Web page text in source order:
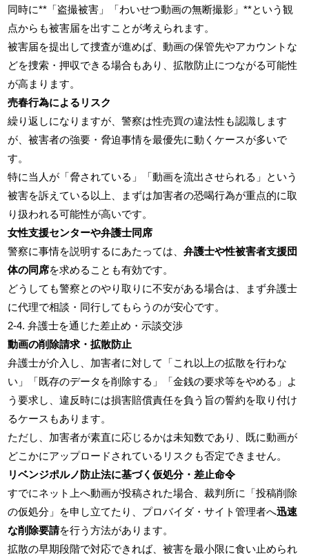
同時に**「盗撮被害」「わいせつ動画の無断撮影」**という観
点からも被害届を出すことが考えられます。
被害届を提出して捜査が進めば、動画の保管先やアカウントな
どを捜索・押収できる場合もあり、拡散防止につながる可能性
が高まります。
売春行為によるリスク
繰り返しになりますが、警察は性売買の違法性も認識します
が、被害者の強要・脅迫事情を最優先に動くケースが多いで
す。
特に当人が「脅されている」「動画を流出させられる」という
被害を訴えている以上、まずは加害者の恐喝行為が重点的に取
り扱われる可能性が高いです。
女性支援センターや弁護士同席
警察に事情を説明するにあたっては、弁護士や性被害者支援団
体の同席を求めることも有効です。
どうしても警察とのやり取りに不安がある場合は、まず弁護士
に代理で相談・同行してもらうのが安心です。
2-4. 弁護士を通じた差止め・示談交渉
動画の削除請求・拡散防止
弁護士が介入し、加害者に対して「これ以上の拡散を行わな
い」「既存のデータを削除する」「金銭の要求等をやめる」よ
う要求し、違反時には損害賠償責任を負う旨の誓約を取り付け
るケースもあります。
ただし、加害者が素直に応じるかは未知数であり、既に動画が
どこかにアップロードされているリスクも否定できません。
リベンジポルノ防止法に基づく仮処分・差止命令
すでにネット上へ動画が投稿された場合、裁判所に「投稿削除
の仮処分」を申し立てたり、プロバイダ・サイト管理者へ迅速
な削除要請を行う方法があります。
拡散の早期段階で対応できれば、被害を最小限に食い止められ